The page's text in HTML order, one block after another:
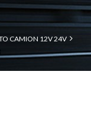
CAMION 12V 24V